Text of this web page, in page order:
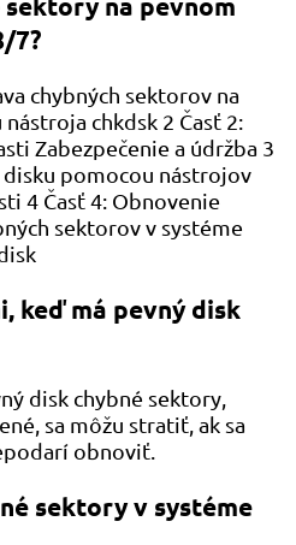
7?
chybných sektorov na
chkdsk 2 Časť 2:
Zabezpečenie a údržba 3
disku pomocou nástrojov
4 Časť 4: Obnovenie
sektorov v systéme
keď má pevný disk
disk chybné sektory,
sa môžu stratiť, ak sa
obnoviť.
sektory v systéme